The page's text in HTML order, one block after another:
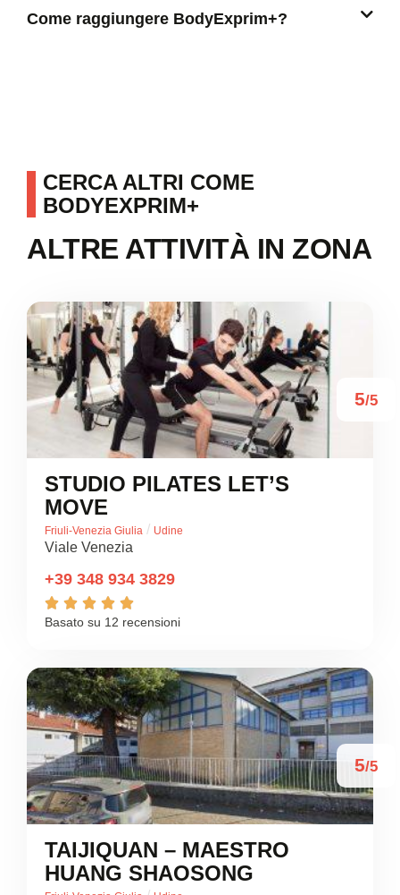
Come raggiungere BodyExprim+?
CERCA ALTRI COME
BODYEXPRIM+
ALTRE ATTIVITÀ IN ZONA
5/5
STUDIO PILATES LET’S
MOVE
Friuli-Venezia Giulia / Udine
Viale Venezia
+39 348 934 3829
    
Basato su 12 recensioni
5/5
TAIJIQUAN – MAESTRO
HUANG SHAOSONG